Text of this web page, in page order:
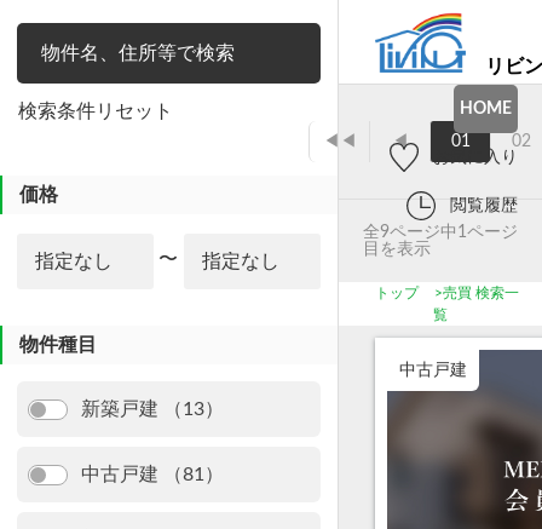
検索条件リセット
価格
〜
物件種目
新築戸建 （13）
中古戸建 （81）
リビ
HOME
お気に入り
閲覧履歴
◀◀ ◀ 01 02
全9ページ中1ページ
目を表示
トップ >売買 検索一
覧
中古戸建